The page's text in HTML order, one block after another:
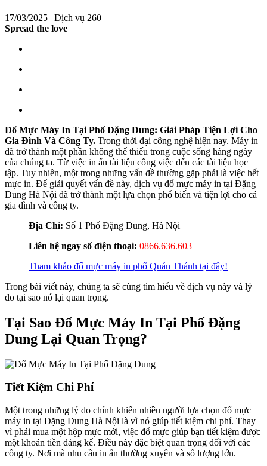
17/03/2025 | Dịch vụ 260
Spread the love
Đổ Mực Máy In Tại Phố Đặng Dung: Giải Pháp Tiện Lợi Cho
Gia Đình Và Công Ty. Trong thời đại công nghệ hiện nay. Máy in
đã trở thành một phần không thể thiếu trong cuộc sống hàng ngày
của chúng ta. Từ việc in ấn tài liệu công việc đến các tài liệu học
tập. Tuy nhiên, một trong những vấn đề thường gặp phải là việc hết
mực in. Để giải quyết vấn đề này, dịch vụ đổ mực máy in tại Đặng
Dung Hà Nội đã trở thành một lựa chọn phổ biến và tiện lợi cho cả
gia đình và công ty.
Địa Chỉ: Số 1 Phố Đặng Dung, Hà Nội
Liên hệ ngay số điện thoại: 0866.636.603
Tham khảo đổ mực máy in phố Quán Thánh tại đây!
Trong bài viết này, chúng ta sẽ cùng tìm hiểu về dịch vụ này và lý
do tại sao nó lại quan trọng.
Tại Sao Đổ Mực Máy In Tại Phố Đặng
Dung Lại Quan Trọng?
Tiết Kiệm Chi Phí
Một trong những lý do chính khiến nhiều người lựa chọn đổ mực
máy in tại Đặng Dung Hà Nội là vì nó giúp tiết kiệm chi phí. Thay
vì phải mua một hộp mực mới, việc đổ mực giúp bạn tiết kiệm được
một khoản tiền đáng kể. Điều này đặc biệt quan trọng đối với các
công ty. Nơi mà nhu cầu in ấn thường xuyên và số lượng lớn.